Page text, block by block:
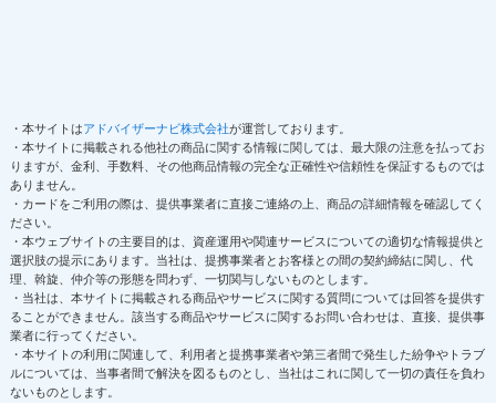
・本サイトはアドバイザーナビ株式会社が運営しております。
・本サイトに掲載される他社の商品に関する情報に関しては、最大限の注意を払ってお
りますが、金利、手数料、その他商品情報の完全な正確性や信頼性を保証するものでは
ありません。
・カードをご利用の際は、提供事業者に直接ご連絡の上、商品の詳細情報を確認してく
ださい。
・本ウェブサイトの主要目的は、資産運用や関連サービスについての適切な情報提供と
選択肢の提示にあります。当社は、提携事業者とお客様との間の契約締結に関し、代
理、斡旋、仲介等の形態を問わず、一切関与しないものとします。
・当社は、本サイトに掲載される商品やサービスに関する質問については回答を提供す
ることができません。該当する商品やサービスに関するお問い合わせは、直接、提供事
業者に行ってください。
・本サイトの利用に関連して、利用者と提携事業者や第三者間で発生した紛争やトラブ
ルについては、当事者間で解決を図るものとし、当社はこれに関して一切の責任を負わ
ないものとします。